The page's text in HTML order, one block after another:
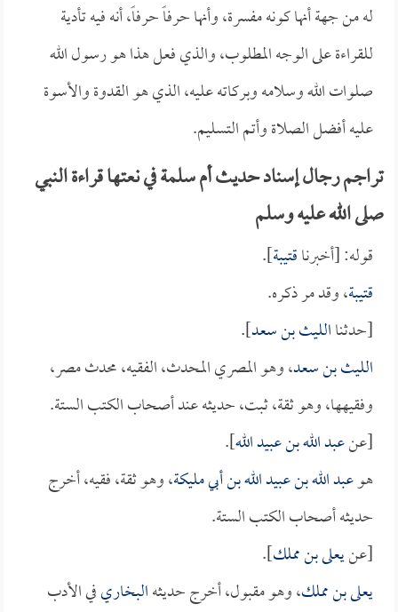
له من جهة أنها كونه مفسرة، وأنها حرفاً حرفاً، أنه فيه تأدية
للقراءة على الوجه المطلوب، والذي فعل هذا هو رسول الله
صلوات الله وسلامه وبركاته عليه، الذي هو القدوة والأسوة
عليه أفضل الصلاة وأتم التسليم.
تراجم رجال إسناد حديث أم سلمة في نعتها قراءة النبي
صلى الله عليه وسلم
قوله: [أخبرناقتيبة].
قتيبة، وقد مر ذكره.
[حدثناالليث بن سعد].
الليث بن سعد، وهو المصري المحدث، الفقيه، محدث مصر،
وفقيهها، وهو ثقة، ثبت، حديثه عند أصحاب الكتب الستة.
[عنعبد الله بن عبيد الله].
هوعبد الله بن عبيد الله بن أبي مليكة، وهو ثقة، فقيه، أخرج
حديثه أصحاب الكتب الستة.
[عنيعلى بن مملك].
يعلى بن مملك، وهو مقبول، أخرج حديثهالبخاريفي الأدب